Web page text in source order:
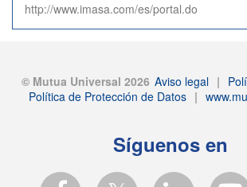
http://www.imasa.com/es/portal.do
© Mutua Universal 2026 Aviso legal |
Política de Protección de Datos |
Síguenos en